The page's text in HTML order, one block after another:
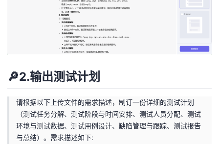
🔎2.输出测试计划
请根据以下上传文件的需求描述，制订一份详细的测试计划
（测试任务分解、测试阶段与时间安排、测试人员分配、测试
环境与测试数据、测试用例设计、缺陷管理与跟踪、测试报告
与总结）。需求描述如下: